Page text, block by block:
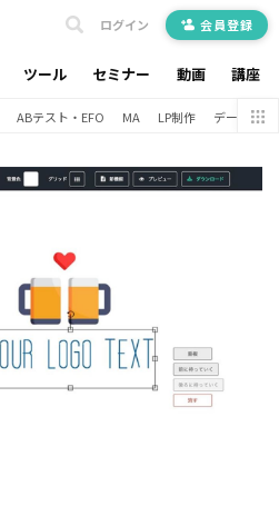
ツール セミナー 動画 講座
ログイン 会員登録
ABテスト・EFO MA LP制作 データ分析